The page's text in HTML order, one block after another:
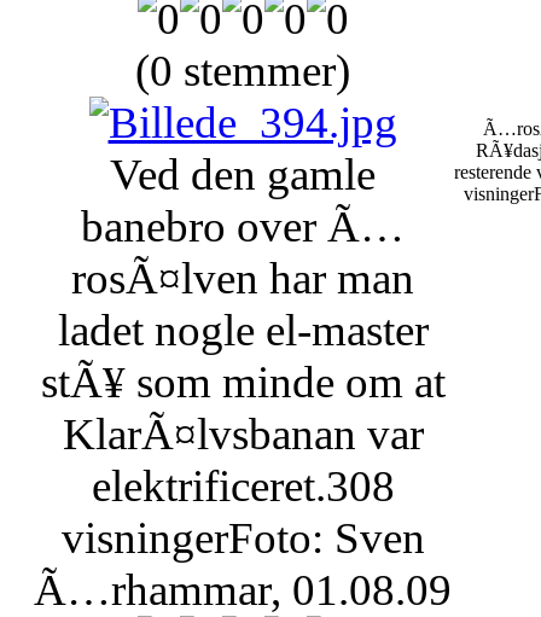
(0 stemmer)
Ved den gamle
banebro over Ã…
rosÃ¤lven har man
ladet nogle el-master
stÃ¥ som minde om at
KlarÃ¤lvsbanan var
elektrificeret.308
visningerFoto: Sven
Ã…rhammar, 01.08.09
visninger